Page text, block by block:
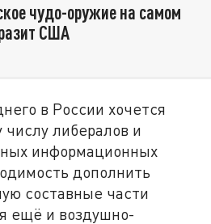
чудо-оружие на самом
США
в России хочется
либералов и
информационных
дополнить
составные части
ещё и воздушно-